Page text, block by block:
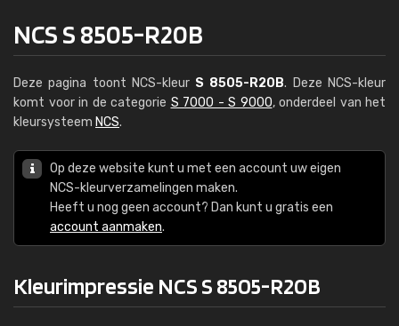
NCS S 8505-R20B
Deze pagina toont NCS-kleur S 8505-R20B. Deze NCS-kleur
komt voor in de categorie S 7000 - S 9000, onderdeel van het
kleursysteem NCS.
Op deze website kunt u met een account uw eigen
NCS-kleurverzamelingen maken.
Heeft u nog geen account? Dan kunt u gratis een
account aanmaken.
Kleurimpressie NCS S 8505-R20B